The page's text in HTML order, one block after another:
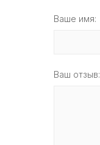
Ваше имя:
Ваш отзыв: